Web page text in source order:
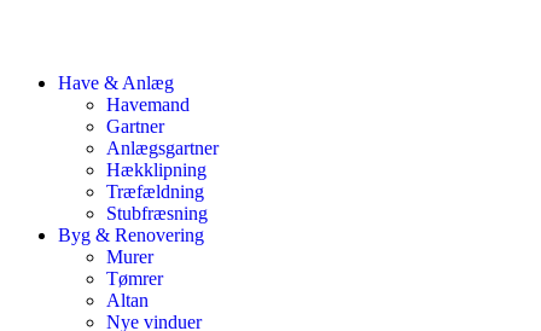
Have & Anlæg
Havemand
Gartner
Anlægsgartner
Hækklipning
Træfældning
Stubfræsning
Byg & Renovering
Murer
Tømrer
Altan
Nye vinduer